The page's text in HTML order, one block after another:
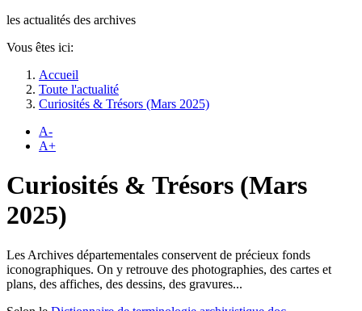
les actualités des archives
Vous êtes ici:
Accueil
Toute l'actualité
Curiosités & Trésors (Mars 2025)
A-
A+
Curiosités & Trésors (Mars
2025)
Les Archives départementales conservent de précieux fonds
iconographiques. On y retrouve des photographies, des cartes et
plans, des affiches, des dessins, des gravures...